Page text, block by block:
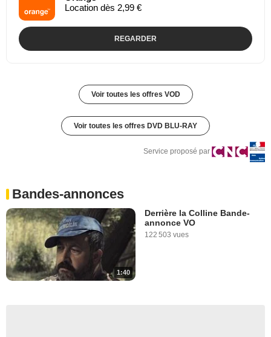
Location dès 2,99 €
REGARDER
Voir toutes les offres VOD
Voir toutes les offres DVD BLU-RAY
Service proposé par
Bandes-annonces
1:40
Derrière la Colline Bande-
annonce VO
122 503 vues